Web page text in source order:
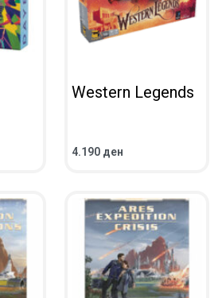
Western Legends
4.190 ден
ВО КОШНИЧКА